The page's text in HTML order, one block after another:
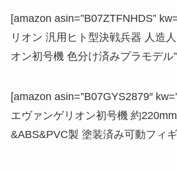
[amazon asin=”B07ZTFNHDS”
リオン 汎用ヒト型決戦兵器 人造
オン初号機 色分け済みプラモデル
[amazon asin=”B07GYS2879″
エヴァンゲリオン初号機 約
&ABS&PVC製 塗装済み可動フィ